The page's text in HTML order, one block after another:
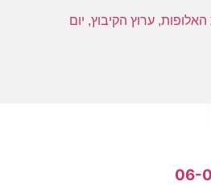
האלופות, ערוץ הקיבוץ, יום